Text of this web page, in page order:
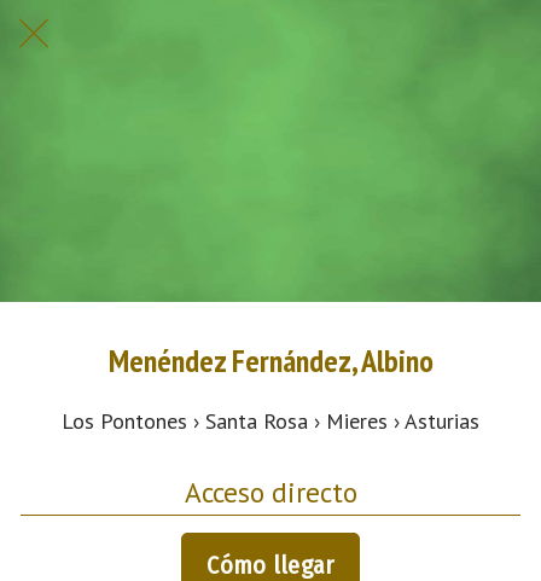
Menéndez Fernández, Albino
Los Pontones › Santa Rosa › Mieres › Asturias
Acceso directo
Cómo llegar